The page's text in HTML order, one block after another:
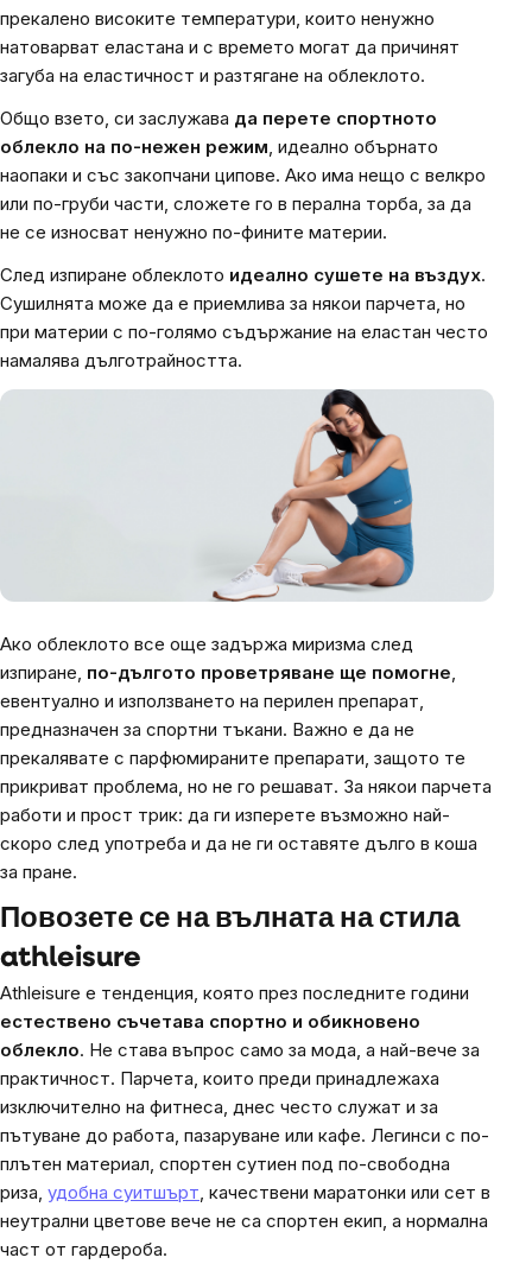
прекалено високите температури, които ненужно
натоварват еластана и с времето могат да причинят
загуба на еластичност и разтягане на облеклото.
Общо взето, си заслужава да перете спортното
облекло на по-нежен режим, идеално обърнато
наопаки и със закопчани ципове. Ако има нещо с велкро
или по-груби части, сложете го в перална торба, за да
не се износват ненужно по-фините материи.
След изпиране облеклото идеално сушете на въздух.
Сушилнята може да е приемлива за някои парчета, но
при материи с по-голямо съдържание на еластан често
намалява дълготрайността.
Ако облеклото все още задържа миризма след
изпиране, по-дългото проветряване ще помогне
евентуално и използването на перилен препарат,
предназначен за спортни тъкани. Важно е да не
прекалявате с парфюмираните препарати, защото те
прикриват проблема, но не го решават. За някои парчета
работи и прост трик: да ги изперете възможно най-
скоро след употреба и да не ги оставяте дълго в коша
за пране.
Повозете се на вълната на стила
athleisure
Athleisure е тенденция, която през последните години
естествено съчетава спортно и обикновено
облекло. Не става въпрос само за мода, а най-вече за
практичност. Парчета, които преди принадлежаха
изключително на фитнеса, днес често служат и за
пътуване до работа, пазаруване или кафе. Легинси с по-
плътен материал, спортен сутиен под по-свободна
риза, удобна суитшърт , качествени маратонки или сет в
неутрални цветове вече не са спортен екип, а нормална
част от гардероба.